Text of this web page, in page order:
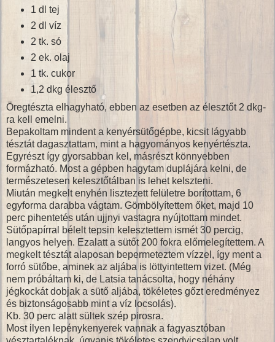
1 dl tej
2 dl víz
2 tk. só
2 ek. olaj
1 tk. cukor
1,2 dkg élesztő
Öregtészta elhagyható, ebben az esetben az élesztőt 2 dkg-
ra kell emelni.
Bepakoltam mindent a kenyérsütőgépbe, kicsit lágyabb
tésztát dagasztattam, mint a hagyományos kenyértészta.
Egyrészt így gyorsabban kel, másrészt könnyebben
formázható. Most a gépben hagytam duplájára kelni, de
természetesen kelesztőtálban is lehet kelszteni.
Miután megkelt enyhén lisztezett felületre borítottam, 6
egyforma darabba vágtam. Gömbölyítettem őket, majd 10
perc pihentetés után ujjnyi vastagra nyújtottam mindet.
Sütőpapírral bélelt tepsin kelesztettem ismét 30 percig,
langyos helyen. Ezalatt a sütőt 200 fokra előmelegítettem. A
megkelt tésztát alaposan bepermeteztem vízzel, így ment a
forró sütőbe, aminek az aljába is löttyintettem vizet. (Még
nem próbáltam ki, de Latsia tanácsolta, hogy néhány
jégkockát dobjak a sütő aljába, tökéletes gőzt eredményez
és biztonságosabb mint a víz locsolás).
Kb. 30 perc alatt sültek szép pirosra.
Most ilyen lepénykenyerek vannak a fagyasztóban